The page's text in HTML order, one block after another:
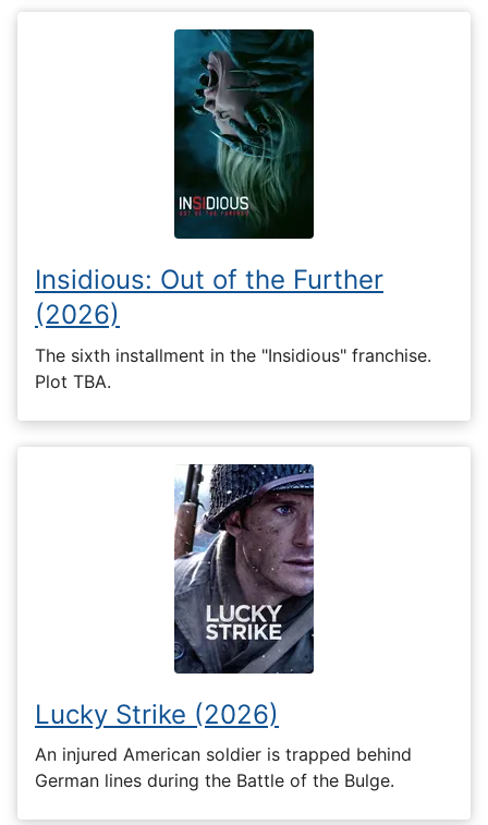
Insidious: Out of the Further
(2026)
The sixth installment in the "Insidious" franchise.
Plot TBA.
Lucky Strike (2026)
An injured American soldier is trapped behind
German lines during the Battle of the Bulge.